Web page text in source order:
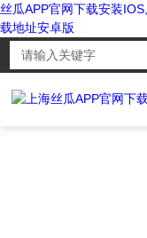
丝瓜APP官网下载安装
载地址安卓版